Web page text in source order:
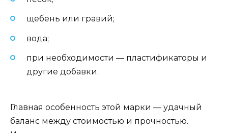
щебень или гравий;
вода;
при необходимости — пластификаторы и
другие добавки.
Главная особенность этой марки — удачный
баланс между стоимостью и прочностью.